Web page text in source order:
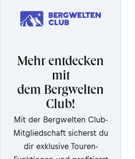
Mehr entdecken
mit
dem Bergwelten
Club!
Mit der Bergwelten Club-
Mitgliedschaft sicherst du
dir exklusive Touren-